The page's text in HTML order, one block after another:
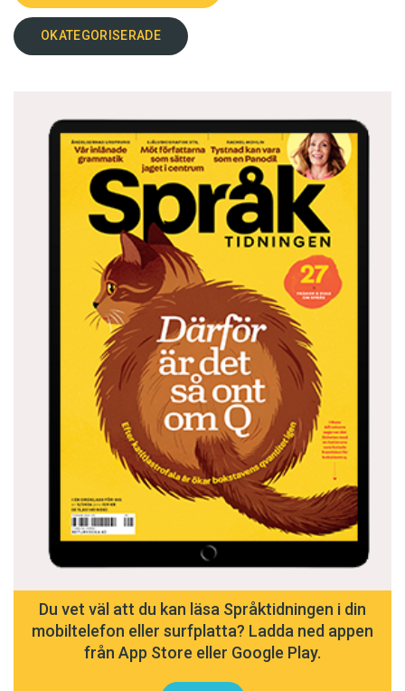
OKATEGORISERADE
Du vet väl att du kan läsa Språktidningen i din
mobiltelefon eller surfplatta? Ladda ned appen
från App Store eller Google Play.